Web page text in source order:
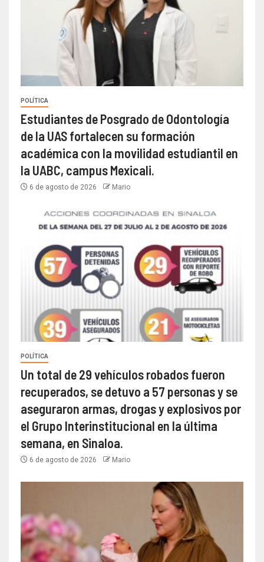
POLÍTICA
Estudiantes de Posgrado de Odontología
de la UAS fortalecen su formación
académica con la movilidad estudiantil en
la UABC, campus Mexicali.
6 de agosto de 2026 Mario
POLÍTICA
Un total de 29 vehículos robados fueron
recuperados, se detuvo a 57 personas y se
aseguraron armas, drogas y explosivos por
el Grupo Interinstitucional en la última
semana, en Sinaloa.
6 de agosto de 2026 Mario